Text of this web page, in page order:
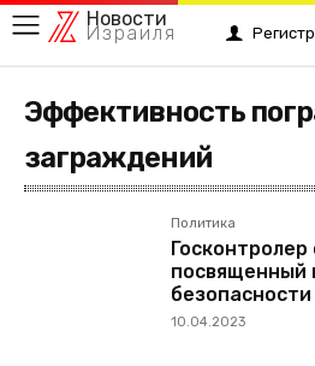
Новости
Израиля
Эффективность
заграждений
Политика
посвященный
безопасности
10.04.2023